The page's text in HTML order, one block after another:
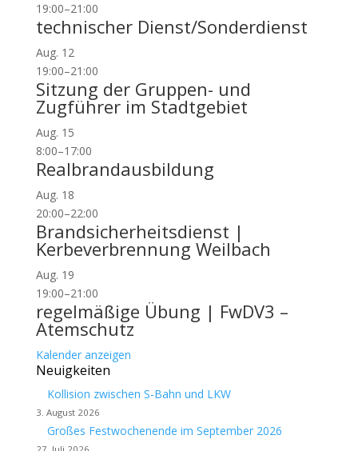
19:00–21:00
technischer Dienst/Sonderdienst
Aug. 12
19:00–21:00
Sitzung der Gruppen- und
Zugführer im Stadtgebiet
Aug. 15
8:00–17:00
Realbrandausbildung
Aug. 18
20:00–22:00
Brandsicherheitsdienst |
Kerbeverbrennung Weilbach
Aug. 19
19:00–21:00
regelmäßige Übung | FwDV3 –
Atemschutz
Kalender anzeigen
Neuigkeiten
Kollision zwischen S-Bahn und LKW
3. August 2026
Großes Festwochenende im September 2026